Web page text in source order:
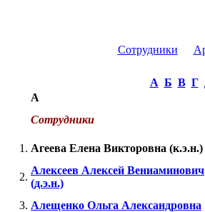
Сотрудники
А Б В Г
А
Сотрудники
1. Агеева Елена Викторовна (к.э.н.)
2.
Алексеев Алексей Вениаминович
(д.э.н.)
3. Алещенко Ольга Александровна